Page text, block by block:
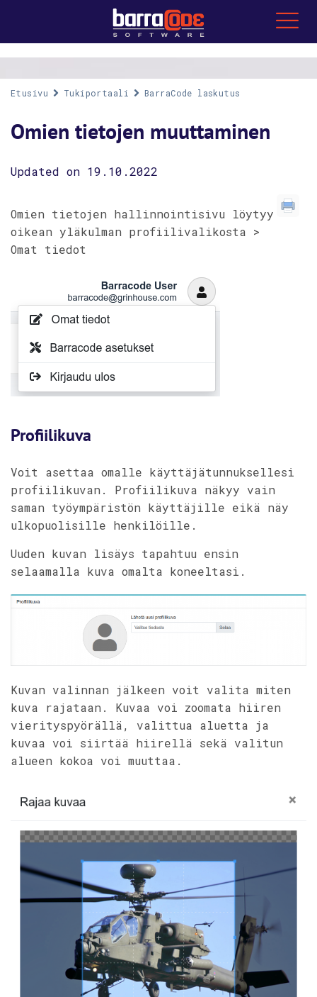
Etusivu Tukiportaali BarraCode laskutus
Omien tietojen muuttaminen
Updated on 19.10.2022
Omien tietojen hallinnointisivu löytyy
oikean yläkulman profiilivalikosta >
Omat tiedot
Profiilikuva
Voit asettaa omalle käyttäjätunnuksellesi
profiilikuvan. Profiilikuva näkyy vain
saman työympäristön käyttäjille eikä näy
ulkopuolisille henkilöille.
Uuden kuvan lisäys tapahtuu ensin
selaamalla kuva omalta koneeltasi.
Kuvan valinnan jälkeen voit valita miten
kuva rajataan. Kuvaa voi zoomata hiiren
vierityspyörällä, valittua aluetta ja
kuvaa voi siirtää hiirellä sekä valitun
alueen kokoa voi muuttaa.